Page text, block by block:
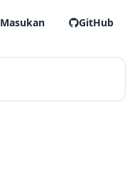
Masukan GitHub